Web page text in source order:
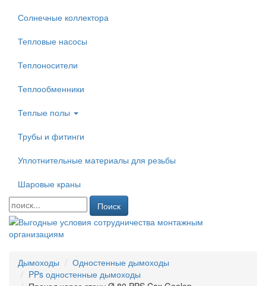
Солнечные коллектора
Тепловые насосы
Теплоносители
Теплообменники
Теплые полы
Трубы и фитинги
Уплотнительные материалы для резьбы
Шаровые краны
Поиск
Дымоходы
Одностенные дымоходы
PPs одностенные дымоходы